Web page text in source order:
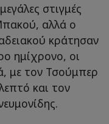
στιγμές
αλλά ο
κράτησαν
ημίχρονο, οι
με τον Τσούμπερ
και τον